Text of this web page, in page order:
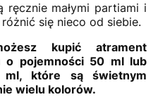
ręcznie małymi partiami i
się nieco od siebie.
kupić atrament
o pojemności 50 ml lub
które są świetnym
wielu kolorów.